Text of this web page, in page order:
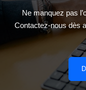
Ne manquez pas
Contactez-nous dès